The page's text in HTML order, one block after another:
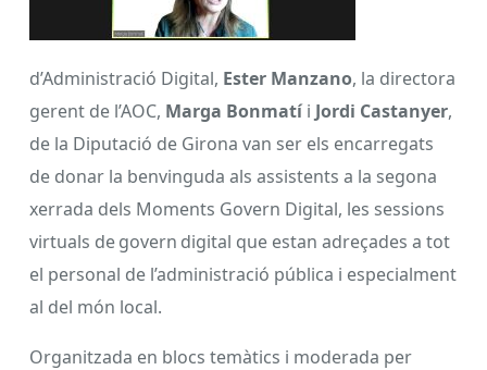
d’Administració Digital, Ester Manzano, la directora
gerent de l’AOC, Marga Bonmatíi Jordi Castanyer,
de la Diputació de Girona van ser els encarregats
de donar la benvinguda als assistents a la segona
xerrada dels Moments Govern Digital, les sessions
virtuals de govern digital que estan adreçades a tot
el personal de l’administració pública i especialment
al del món local.
Organitzada en blocs temàtics i moderada per